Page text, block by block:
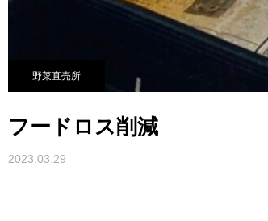
野菜直売所
フードロス削減
2023.03.29